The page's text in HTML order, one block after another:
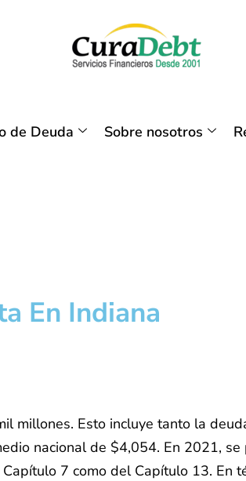
de Deuda Sobre nosotros
En Indiana
millones. Esto incluye tanto la
nacional de $4,054. En 2021,
7 como del Capítulo 13. En